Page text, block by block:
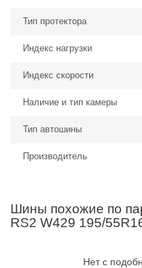
Тип протектора
Индекс нагрузки
Индекс скорости
Наличие и тип камеры
Тип автошины
Производитель
Шины похожие по
RS2 W429 195/
Нет с